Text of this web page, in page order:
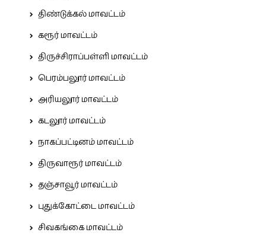
திண்டுக்கல் மாவட்டம்
கரூர் மாவட்டம்
திருச்சிராப்பள்ளி மாவட்டம்
பெரம்பலூர் மாவட்டம்
அரியலூர் மாவட்டம்
கடலூர் மாவட்டம்
நாகப்பட்டினம் மாவட்டம்
திருவாரூர் மாவட்டம்
தஞ்சாவூர் மாவட்டம்
புதுக்கோட்டை மாவட்டம்
சிவகங்கை மாவட்டம்